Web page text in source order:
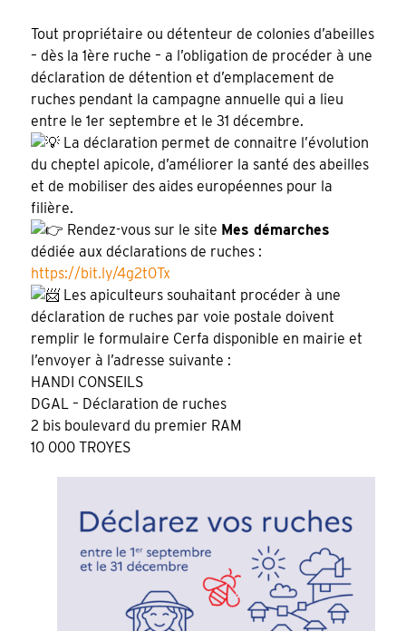
Tout propriétaire ou détenteur de colonies d’abeilles
– dès la 1ère ruche – a l’obligation de procéder à une
déclaration de détention et d’emplacement de
ruches pendant la campagne annuelle qui a lieu
entre le 1er septembre et le 31 décembre.
La déclaration permet de connaitre l’évolution
du cheptel apicole, d’améliorer la santé des abeilles
et de mobiliser des aides européennes pour la
filière.
Rendez-vous sur le site Mes démarches
dédiée aux déclarations de ruches :
https://bit.ly/4g2t0Tx
Les apiculteurs souhaitant procéder à une
déclaration de ruches par voie postale doivent
remplir le formulaire Cerfa disponible en mairie et
l’envoyer à l’adresse suivante :
HANDI CONSEILS
DGAL – Déclaration de ruches
2 bis boulevard du premier RAM
10 000 TROYES